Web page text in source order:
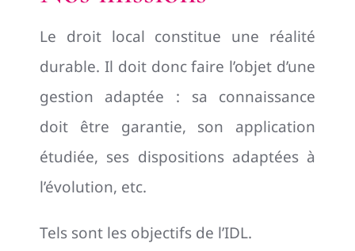
Le droit local constitue une réalité
durable. Il doit donc faire l’objet d’une
gestion adaptée : sa connaissance
doit être garantie, son application
étudiée, ses dispositions adaptées à
l’évolution, etc.
Tels sont les objectifs de l’IDL.